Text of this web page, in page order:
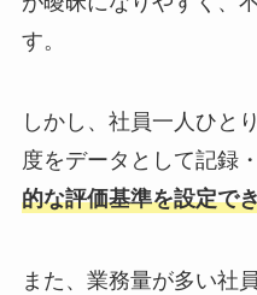
す。
しかし、社員一人ひと
度をデータとして記録
的な評価基準を設定で
また、業務量が多い社